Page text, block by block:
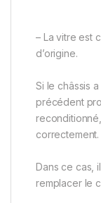
– La vitre est
d’origine.
Si le châssis
précédent
correctement.
Dans ce cas,
remplacer le